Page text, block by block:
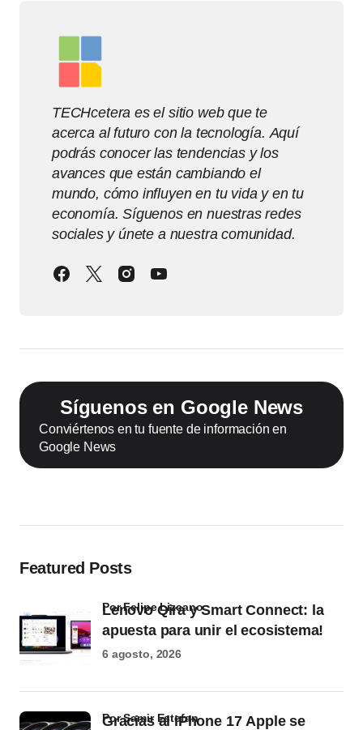
TECHcetera es el sitio web que te
acerca al futuro con la tecnología. Aquí
podrás conocer las tendencias y los
avances que están cambiando el
mundo, cómo influyen en tu vida y en tu
economía. Síguenos en nuestras redes
sociales y únete a nuestra comunidad.
Síguenos en Google News
Conviértenos en tu fuente de información en
Google News
Featured Posts
Lenovo Qira y Smart Connect: la
apuesta para unir el ecosistema!
por Felipe Lizcano
6 agosto, 2026
Gracias al iPhone 17 Apple se
por Samir Estefan